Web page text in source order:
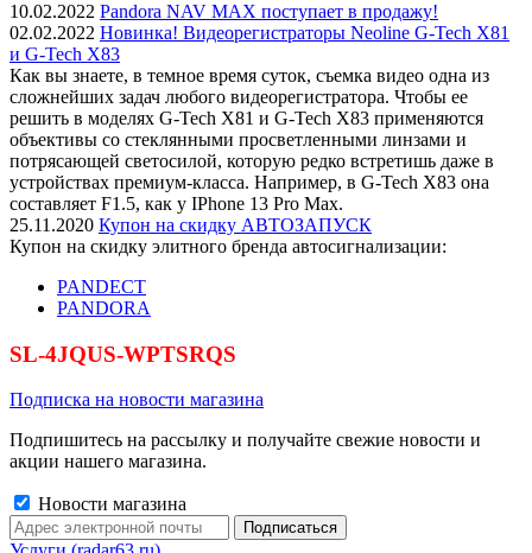
10.02.2022 Pandora NAV MAX поступает в продажу!
02.02.2022 Новинка! Видеорегистраторы Neoline G-Tech X81
и G-Tech X83
Как вы знаете, в темное время суток, съемка видео одна из
сложнейших задач любого видеорегистратора. Чтобы ее
решить в моделях G-Tech X81 и G-Tech X83 применяются
объективы со стеклянными просветленными линзами и
потрясающей светосилой, которую редко встретишь даже в
устройствах премиум-класса. Например, в G-Tech X83 она
составляет F1.5, как у IPhone 13 Pro Max.
25.11.2020 Купон на скидку АВТОЗАПУСК
Купон на скидку элитного бренда автосигнализации:
PANDECT
PANDORA
SL-4JQUS-WPTSRQS
Подписка на новости магазина
Подпишитесь на рассылку и получайте свежие новости и
акции нашего магазина.
Новости магазина